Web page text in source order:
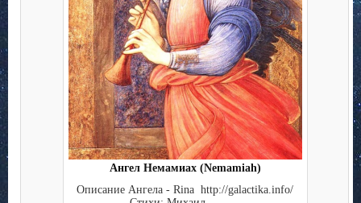
Ангел Немамиах (Nemamiah)
Описание Ангела - Rina http://galactika.info/